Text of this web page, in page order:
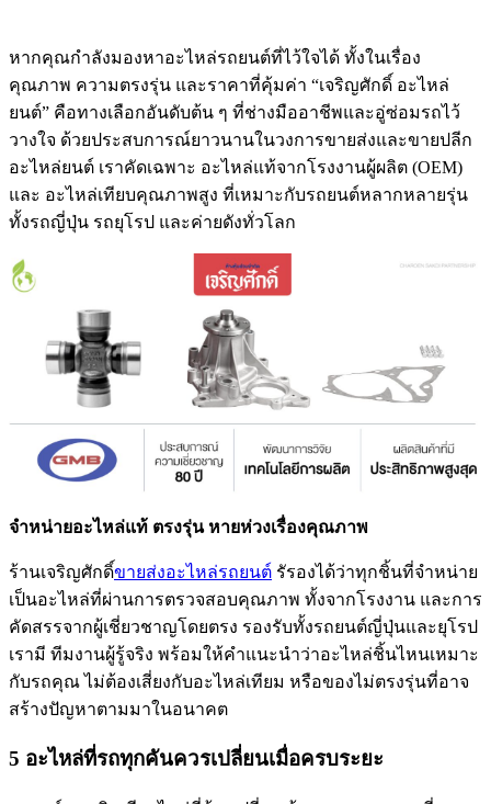
หากคุณกำลังมองหาอะไหล่รถยนต์ที่ไว้ใจได้ ทั้งในเรื่อง
คุณภาพ ความตรงรุ่น และราคาที่คุ้มค่า “เจริญศักดิ์ อะไหล่
ยนต์” คือทางเลือกอันดับต้น ๆ ที่ช่างมืออาชีพและอู่ซ่อมรถไว้
วางใจ ด้วยประสบการณ์ยาวนานในวงการขายส่งและขายปลีก
อะไหล่ยนต์ เราคัดเฉพาะ อะไหล่แท้จากโรงงานผู้ผลิต (OEM)
และ อะไหล่เทียบคุณภาพสูง ที่เหมาะกับรถยนต์หลากหลายรุ่น
ทั้งรถญี่ปุ่น รถยุโรป และค่ายดังทั่วโลก
จำหน่ายอะไหล่แท้ ตรงรุ่น หายห่วงเรื่องคุณภาพ
ร้านเจริญศักดิ์ขายส่งอะไหล่รถยนต์ รัรองได้ว่าทุกชิ้นที่จำหน่าย
เป็นอะไหล่ที่ผ่านการตรวจสอบคุณภาพ ทั้งจากโรงงาน และการ
คัดสรรจากผู้เชี่ยวชาญโดยตรง รองรับทั้งรถยนต์ญี่ปุ่นและยุโรป
เรามี ทีมงานผู้รู้จริง พร้อมให้คำแนะนำว่าอะไหล่ชิ้นไหนเหมาะ
กับรถคุณ ไม่ต้องเสี่ยงกับอะไหล่เทียม หรือของไม่ตรงรุ่นที่อาจ
สร้างปัญหาตามมาในอนาคต
5 อะไหล่ที่รถทุกคันควรเปลี่ยนเมื่อครบระยะ